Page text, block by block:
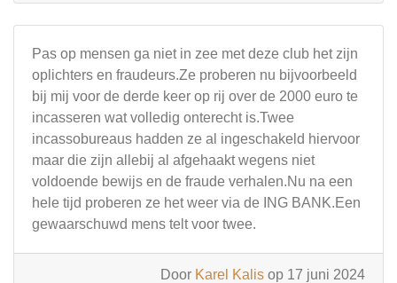
Pas op mensen ga niet in zee met deze club het zijn
oplichters en fraudeurs.Ze proberen nu bijvoorbeeld
bij mij voor de derde keer op rij over de 2000 euro te
incasseren wat volledig onterecht is.Twee
incassobureaus hadden ze al ingeschakeld hiervoor
maar die zijn allebij al afgehaakt wegens niet
voldoende bewijs en de fraude verhalen.Nu na een
hele tijd proberen ze het weer via de ING BANK.Een
gewaarschuwd mens telt voor twee.
Door Karel Kalis op 17 juni 2024